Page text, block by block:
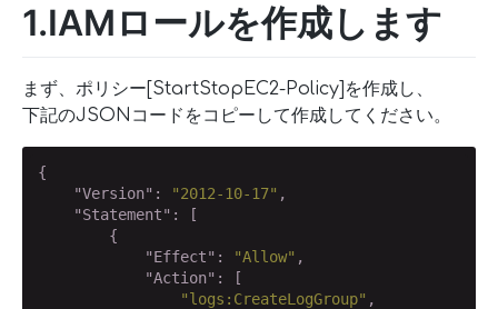
1.IAMロールを作成します
まず、ポリシー[StartStopEC2-Policy]を作成し、
下記のJSONコードをコピーして作成してください。
{
"Version" : "2012-10-17" ,
"Statement" : [
        {
"Effect" : "Allow" ,
"Action" : [
"logs:CreateLogGroup" ,